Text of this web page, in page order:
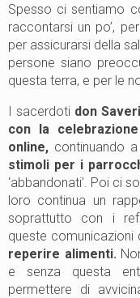
Spesso ci sentiamo
raccontarsi un po’,
per assicurarsi della
persone siano
questa terra, e per le
I sacerdoti don
con la
online, continuando
stimoli per i
‘abbandonati’. Poi ci
loro continua un
soprattutto con i
queste comunicazioni
reperire alimenti.
e senza questa
permettere di